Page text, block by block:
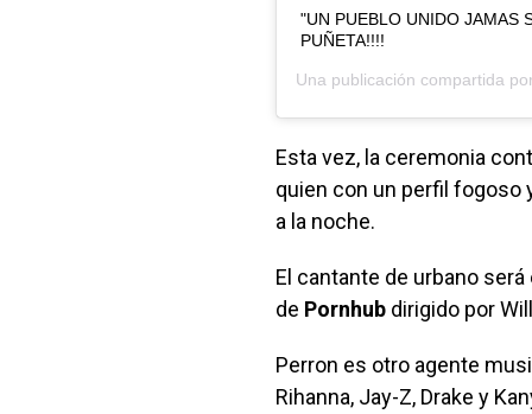
"UN PUEBLO UNIDO JAMAS
PUÑETA!!!!
Una publicación compartida
Esta vez, la ceremonia
quien con un perfil fogoso
a la noche.
El cantante de urbano
de Pornhub dirigido por
Perron es otro agente
Rihanna, Jay-Z, Drake y